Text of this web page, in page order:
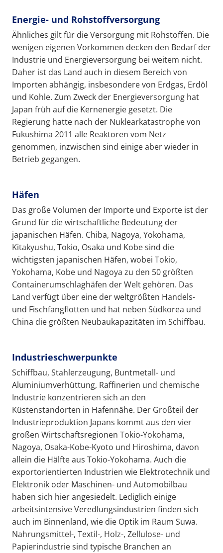
Energie- und Rohstoffversorgung
Ähnliches gilt für die Versorgung mit Rohstoffen. Die
wenigen eigenen Vorkommen decken den Bedarf der
Industrie und Energieversorgung bei weitem nicht.
Daher ist das Land auch in diesem Bereich von
Importen abhängig, insbesondere von Erdgas, Erdöl
und Kohle. Zum Zweck der Energieversorgung hat
Japan früh auf die Kernenergie gesetzt. Die
Regierung hatte nach der Nuklearkatastrophe von
Fukushima 2011 alle Reaktoren vom Netz
genommen, inzwischen sind einige aber wieder in
Betrieb gegangen.
Häfen
Das große Volumen der Importe und Exporte ist der
Grund für die wirtschaftliche Bedeutung der
japanischen Häfen. Chiba, Nagoya, Yokohama,
Kitakyushu, Tokio, Osaka und Kobe sind die
wichtigsten japanischen Häfen, wobei Tokio,
Yokohama, Kobe und Nagoya zu den 50 größten
Containerumschlaghäfen der Welt gehören. Das
Land verfügt über eine der weltgrößten Handels-
und Fischfangflotten und hat neben Südkorea und
China die größten Neubaukapazitäten im Schiffbau.
Industrieschwerpunkte
Schiffbau, Stahlerzeugung, Buntmetall- und
Aluminiumverhüttung, Raffinerien und chemische
Industrie konzentrieren sich an den
Küstenstandorten in Hafennähe. Der Großteil der
Industrieproduktion Japans kommt aus den vier
großen Wirtschaftsregionen Tokio-Yokohama,
Nagoya, Osaka-Kobe-Kyoto und Hiroshima, davon
allein die Hälfte aus Tokio-Yokohama. Auch die
exportorientierten Industrien wie Elektrotechnik und
Elektronik oder Maschinen- und Automobilbau
haben sich hier angesiedelt. Lediglich einige
arbeitsintensive Veredlungsindustrien finden sich
auch im Binnenland, wie die Optik im Raum Suwa.
Nahrungsmittel-, Textil-, Holz-, Zellulose- und
Papierindustrie sind typische Branchen an